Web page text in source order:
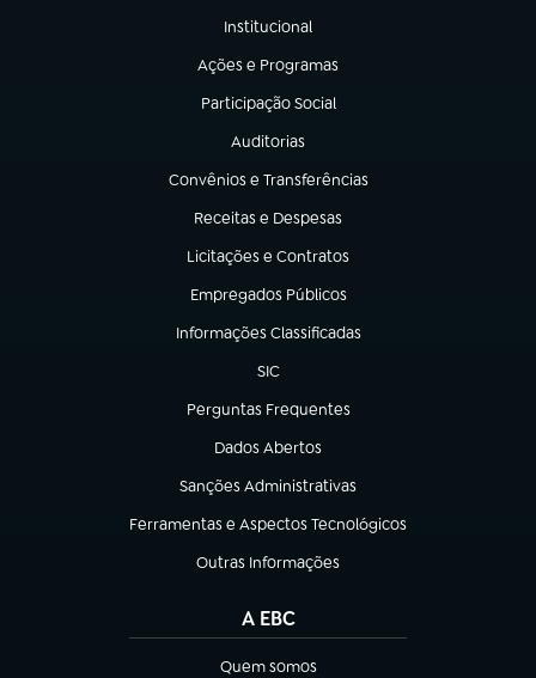
Institucional
(abre em nova aba)
Ações e Programas
(abre em nova aba)
Participação Social
(abre em nova aba)
Auditorias
(abre em nova aba)
Convênios e Transferências
(abre em nova aba)
Receitas e Despesas
(abre em nova aba)
Licitações e Contratos
(abre em nova aba)
Empregados Públicos
(abre em nova aba)
Informações Classificadas
(abre em nova aba)
SIC
(abre em nova aba)
Perguntas Frequentes
(abre em nova aba)
Dados Abertos
(abre em nova aba)
Sanções Administrativas
(abre em nova aba)
Ferramentas e Aspectos Tecnológicos
(abre em nova aba)
Outras Informações
(abre em nova aba)
A EBC
Quem somos
(abre em nova aba)